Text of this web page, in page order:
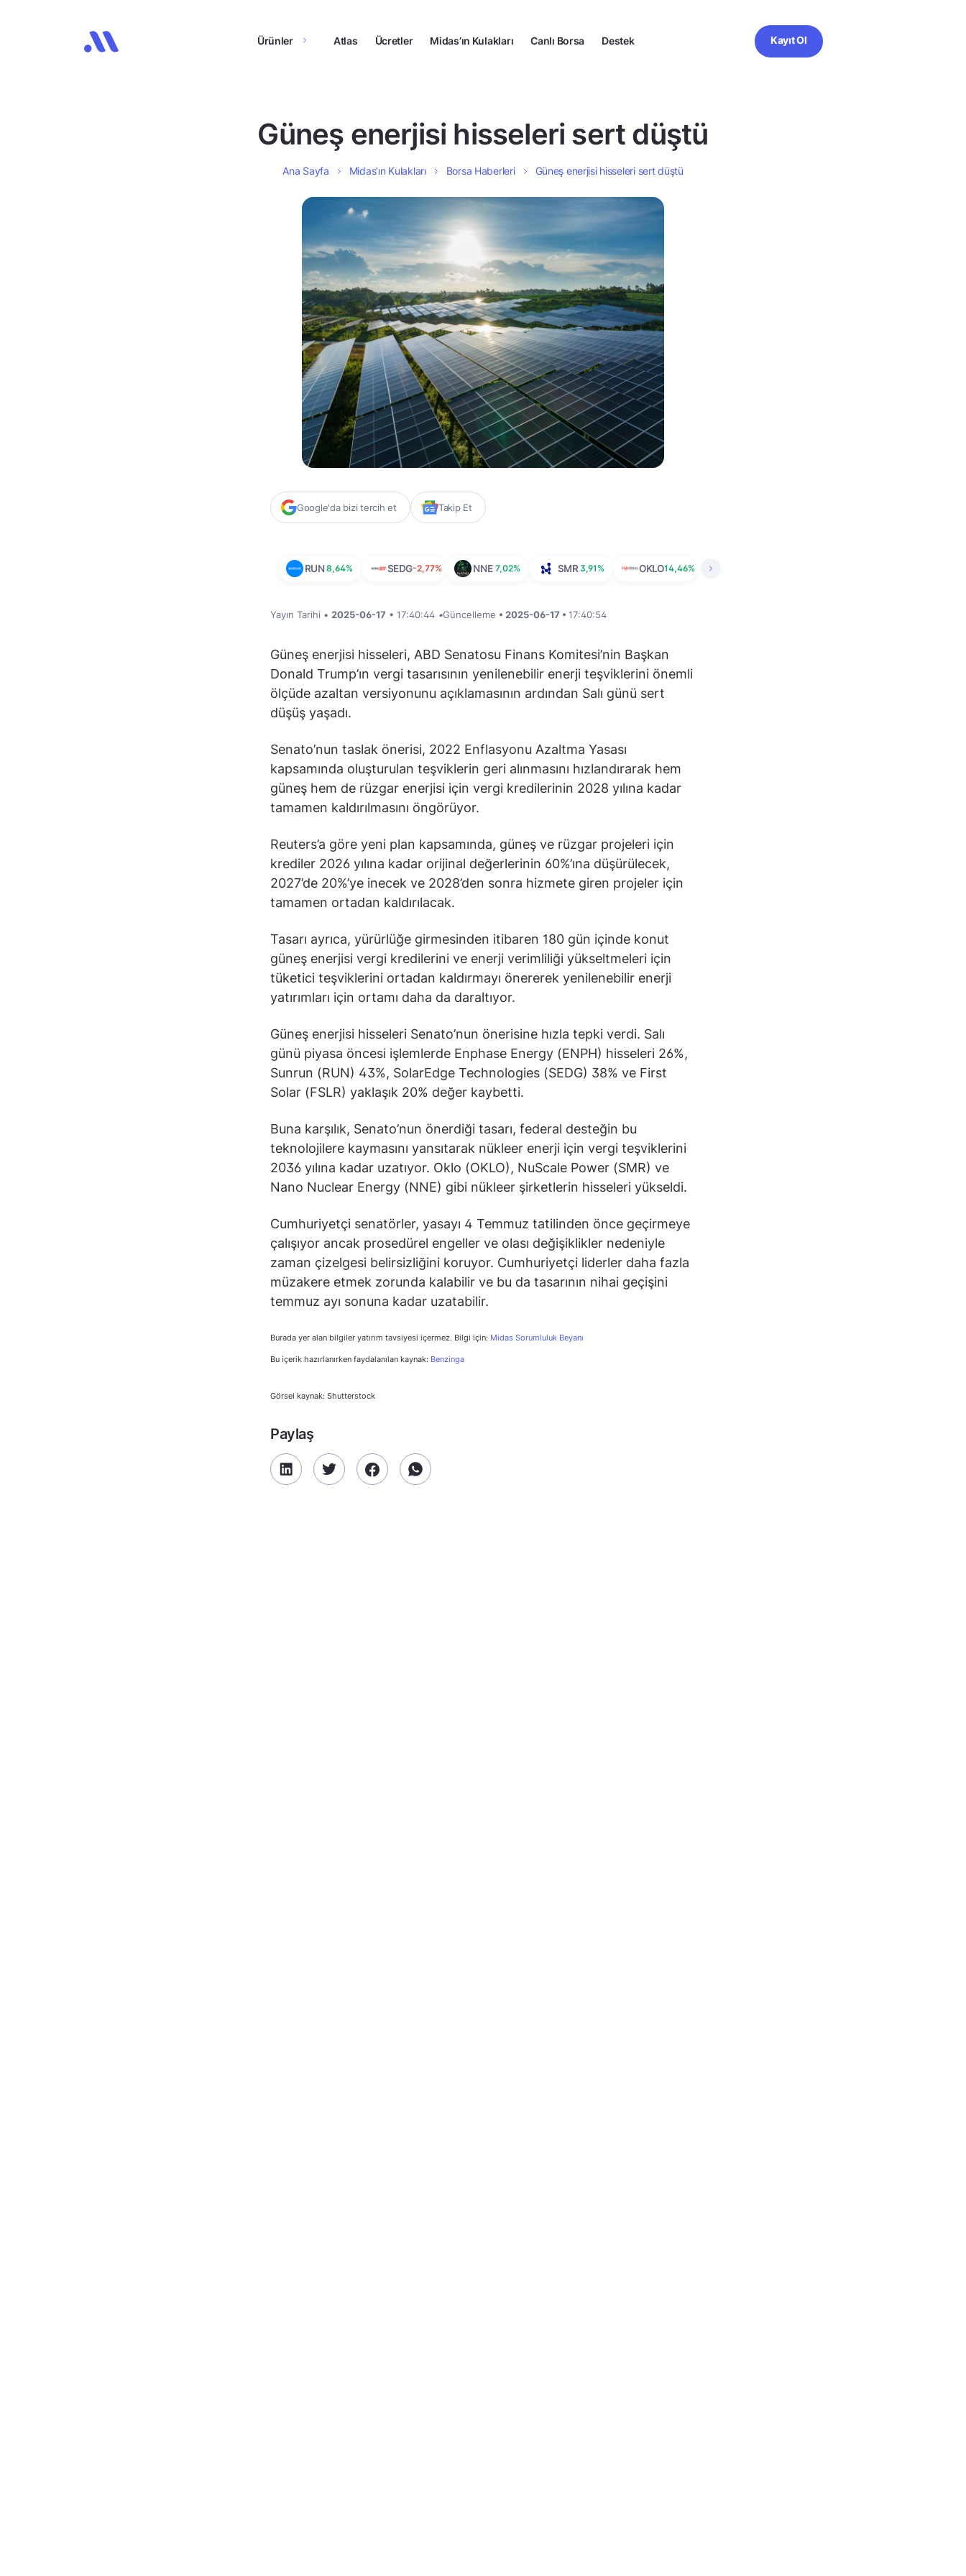
Ürünler Atlas Ücretler Midas’ın Kulakları Canlı Borsa Destek Kayıt Ol
Güneş enerjisi hisseleri sert düştü
Ana Sayfa Midas’ın Kulakları Borsa Haberleri Güneş enerjisi hisseleri sert düştü
Google'da bizi tercih et Takip Et
RUN8,64% SEDG-2,77% NNE 7,02% SMR 3,91% OKLO14,46%
Yayın Tarihi • 2025-06-17 • 17:40:44 •Güncelleme • 2025-06-17 • 17:40:54
Güneş enerjisi hisseleri, ABD Senatosu Finans Komitesi’nin Başkan
Donald Trump’ın vergi tasarısının yenilenebilir enerji teşviklerini önemli
ölçüde azaltan versiyonunu açıklamasının ardından Salı günü sert
düşüş yaşadı.
Senato’nun taslak önerisi, 2022 Enflasyonu Azaltma Yasası
kapsamında oluşturulan teşviklerin geri alınmasını hızlandırarak hem
güneş hem de rüzgar enerjisi için vergi kredilerinin 2028 yılına kadar
tamamen kaldırılmasını öngörüyor.
Reuters’a göre yeni plan kapsamında, güneş ve rüzgar projeleri için
krediler 2026 yılına kadar orijinal değerlerinin 60%’ına düşürülecek,
2027’de 20%’ye inecek ve 2028’den sonra hizmete giren projeler için
tamamen ortadan kaldırılacak.
Tasarı ayrıca, yürürlüğe girmesinden itibaren 180 gün içinde konut
güneş enerjisi vergi kredilerini ve enerji verimliliği yükseltmeleri için
tüketici teşviklerini ortadan kaldırmayı önererek yenilenebilir enerji
yatırımları için ortamı daha da daraltıyor.
Güneş enerjisi hisseleri Senato’nun önerisine hızla tepki verdi. Salı
günü piyasa öncesi işlemlerde Enphase Energy (ENPH) hisseleri 26%,
Sunrun (RUN) 43%, SolarEdge Technologies (SEDG) 38% ve First
Solar (FSLR) yaklaşık 20% değer kaybetti.
Buna karşılık, Senato’nun önerdiği tasarı, federal desteğin bu
teknolojilere kaymasını yansıtarak nükleer enerji için vergi teşviklerini
2036 yılına kadar uzatıyor. Oklo (OKLO), NuScale Power (SMR) ve
Nano Nuclear Energy (NNE) gibi nükleer şirketlerin hisseleri yükseldi.
Cumhuriyetçi senatörler, yasayı 4 Temmuz tatilinden önce geçirmeye
çalışıyor ancak prosedürel engeller ve olası değişiklikler nedeniyle
zaman çizelgesi belirsizliğini koruyor. Cumhuriyetçi liderler daha fazla
müzakere etmek zorunda kalabilir ve bu da tasarının nihai geçişini
temmuz ayı sonuna kadar uzatabilir.
Burada yer alan bilgiler yatırım tavsiyesi içermez. Bilgi için: Midas Sorumluluk Beyanı
Bu içerik hazırlanırken faydalanılan kaynak: Benzinga
Görsel kaynak: Shutterstock
Paylaş